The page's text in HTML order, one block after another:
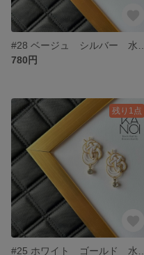
780円
残り1点